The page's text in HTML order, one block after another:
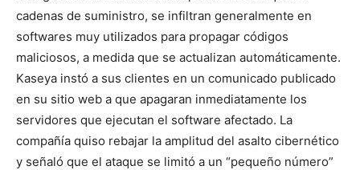
cadenas de suministro, se infiltran generalmente en
softwares muy utilizados para propagar códigos
maliciosos, a medida que se actualizan automáticamente.
Kaseya instó a sus clientes en un comunicado publicado
en su sitio web a que apagaran inmediatamente los
servidores que ejecutan el software afectado. La
compañía quiso rebajar la amplitud del asalto cibernético
y señaló que el ataque se limitó a un “pequeño número”